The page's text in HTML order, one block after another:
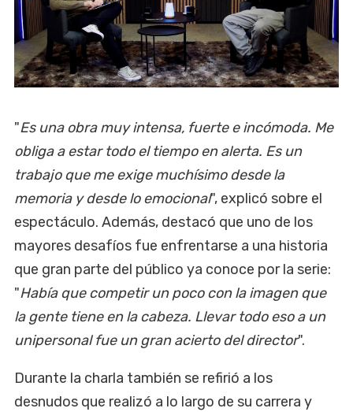
"Es una obra muy intensa, fuerte e incómoda. Me
obliga a estar todo el tiempo en alerta. Es un
trabajo que me exige muchísimo desde la
memoria y desde lo emocional", explicó sobre el
espectáculo. Además, destacó que uno de los
mayores desafíos fue enfrentarse a una historia
que gran parte del público ya conoce por la serie:
"Había que competir un poco con la imagen que
la gente tiene en la cabeza. Llevar todo eso a un
unipersonal fue un gran acierto del director".
Durante la charla también se refirió a los
desnudos que realizó a lo largo de su carrera y